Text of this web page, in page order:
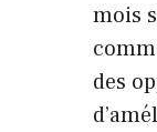
mois
des